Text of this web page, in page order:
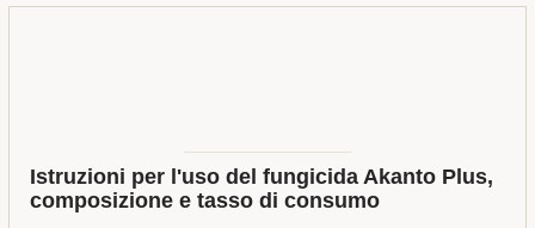
Istruzioni per l'uso del fungicida Akanto Plus,
composizione e tasso di consumo